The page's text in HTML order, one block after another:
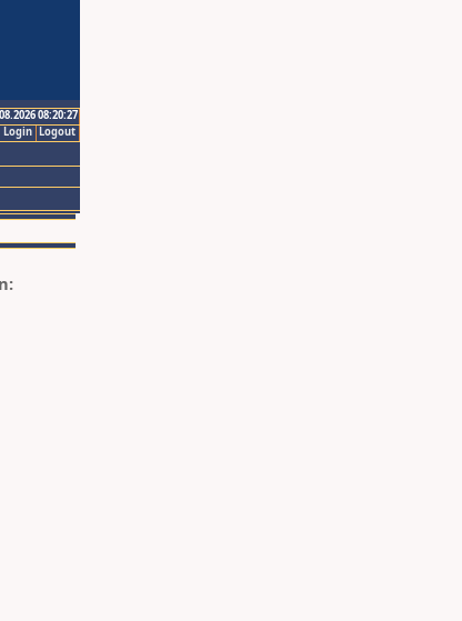
08:20:27
Logout
Login